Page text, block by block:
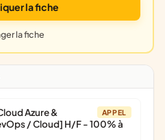
la fiche
la fiche
APPEL
Azure &
/ Cloud] H/F - 100% à